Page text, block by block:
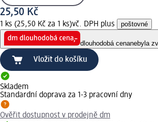
25,50 Kč
1 ks (25,50 Kč za 1 ks)vč. DPH plus poštovné
dlouhodobá cenanebyla
Vložit do košíku
Skladem
Standardní doprava za 1-3 pracovní dny
Ověřit dostupnost v prodejně dm